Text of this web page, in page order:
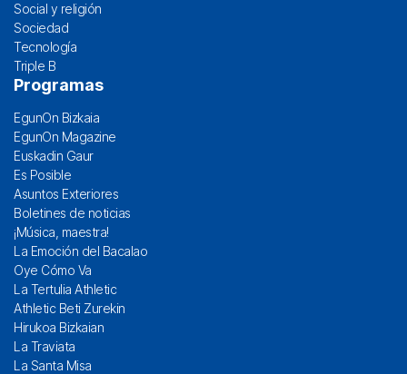
Social y religión
Sociedad
Tecnología
Triple B
Programas
EgunOn Bizkaia
EgunOn Magazine
Euskadin Gaur
Es Posible
Asuntos Exteriores
Boletines de noticias
¡Música, maestra!
La Emoción del Bacalao
Oye Cómo Va
La Tertulia Athletic
Athletic Beti Zurekin
Hirukoa Bizkaian
La Traviata
La Santa Misa